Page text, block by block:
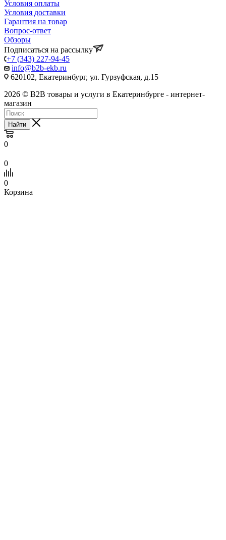
Условия оплаты
Условия доставки
Гарантия на товар
Вопрос-ответ
Обзоры
Подписаться на рассылку
+7 (343) 227-94-45
info@b2b-ekb.ru
620102, Екатеринбург, ул. Гурзуфская, д.15
2026 © B2B товары и услуги в Екатеринбурге - интернет-
магазин
Найти
0
0
0
Корзина